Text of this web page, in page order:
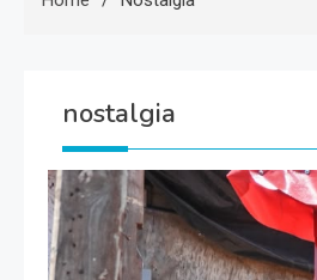
nostalgia